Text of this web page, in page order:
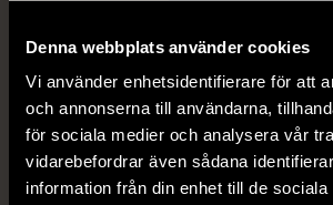
Denna webbplats använder cookies
Vi använder enhetsidentifierare för att
och annonserna till användarna,
för sociala medier och analysera vår
vidarebefordrar även sådana
information från din enhet till de sociala
1/5
H&M
H&M - Leopardmönstrad
volangklänning
H&M
H&M -
med